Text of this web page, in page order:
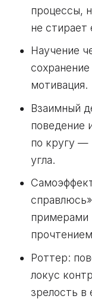
процессы,
не стирает
Научение
мотивация.
Взаимный
поведение
по кругу —
угла.
примерами
Роттер:
локус
зрелость в